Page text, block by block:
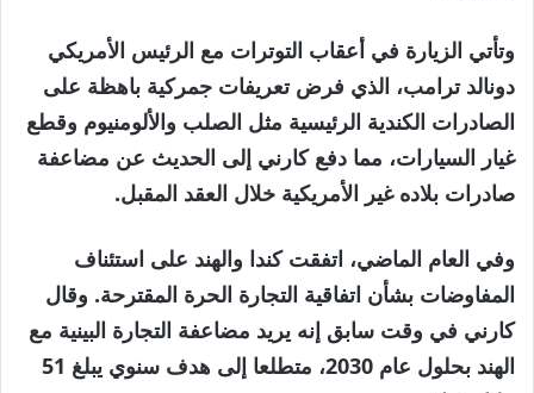
وتأتي الزيارة في أعقاب التوترات مع الرئيس الأمريكي
دونالد ترامب، الذي فرض تعريفات جمركية باهظة على
الصادرات الكندية الرئيسية مثل الصلب والألومنيوم وقطع
غيار السيارات، مما دفع كارني إلى الحديث عن مضاعفة
صادرات بلاده غير الأمريكية خلال العقد المقبل.
وفي العام الماضي، اتفقت كندا والهند على استئناف
المفاوضات بشأن اتفاقية التجارة الحرة المقترحة. وقال
كارني في وقت سابق إنه يريد مضاعفة التجارة البينية مع
الهند بحلول عام 2030، متطلعا إلى هدف سنوي يبلغ 51